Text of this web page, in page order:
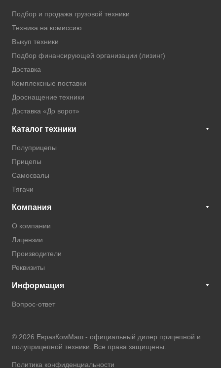
Подбор и продажа грузовой техники
Техника на комиссию
Выкуп техники
Подбор финансирующей организации (лизинг)
Доставка
Комплексные поставки
Дооснащение техники
Доставка «До ворот»
Каталог техники
Полуприцепы
Прицепы
Самосвалы
Тягачи
Компания
О компании
Лицензии
Производители
Реквизиты
Информация
Вопрос-ответ
© 2026 ЕвразКомМаш - официальный дилер прицепной и
полуприцепной техники . Все права защищены.
Политика конфиденциальности